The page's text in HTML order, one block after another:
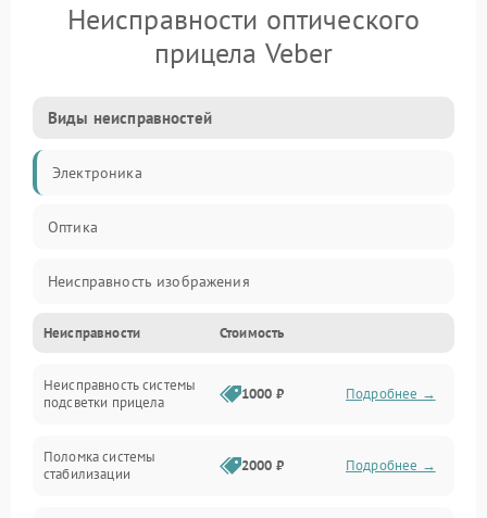
Неисправности оптического
прицела Veber
Виды неисправностей
Электроника
Оптика
Неисправность изображения
Механические повреждения
Неисправность фокусировки и оптики
Неисправности Стоимость
Неисправность системы
подсветки прицела
1000 ₽ Подробнее →
Поломка системы
стабилизации
2000 ₽ Подробнее →